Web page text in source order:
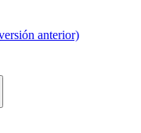
anterior)